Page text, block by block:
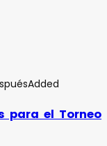
Added
para el Torneo